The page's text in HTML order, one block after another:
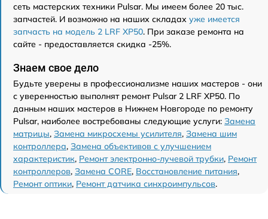
сеть мастерских техники Pulsar. Мы имеем более 20 тыс.
запчастей. И возможно на наших складах уже имеется
запчасть на модель 2 LRF XP50. При заказе ремонта на
сайте - предоставляется скидка -25%.
Знаем свое дело
Будьте уверены в профессионализме наших мастеров - они
с уверенностью выполнят ремонт Pulsar 2 LRF XP50. По
данным наших мастеров в Нижнем Новгороде по ремонту
Pulsar, наиболее востребованы следующие услуги: Замена
матрицы, Замена микросхемы усилителя, Замена шим
контроллера, Замена объективов с улучшением
характеристик, Ремонт электронно-лучевой трубки, Ремонт
контроллеров, Замена CORE, Восстановление питания,
Ремонт оптики, Ремонт датчика синхроимпульсов.